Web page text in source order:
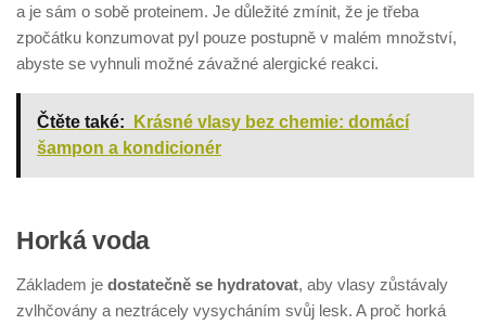
a je sám o sobě proteinem. Je důležité zmínit, že je třeba
zpočátku konzumovat pyl pouze postupně v malém množství,
abyste se vyhnuli možné závažné alergické reakci.
Čtěte také:
Krásné vlasy bez chemie: domácí
šampon a kondicionér
Horká voda
Základem je dostatečně se hydratovat, aby vlasy zůstávaly
zvlhčovány a neztrácely vysycháním svůj lesk. A proč horká